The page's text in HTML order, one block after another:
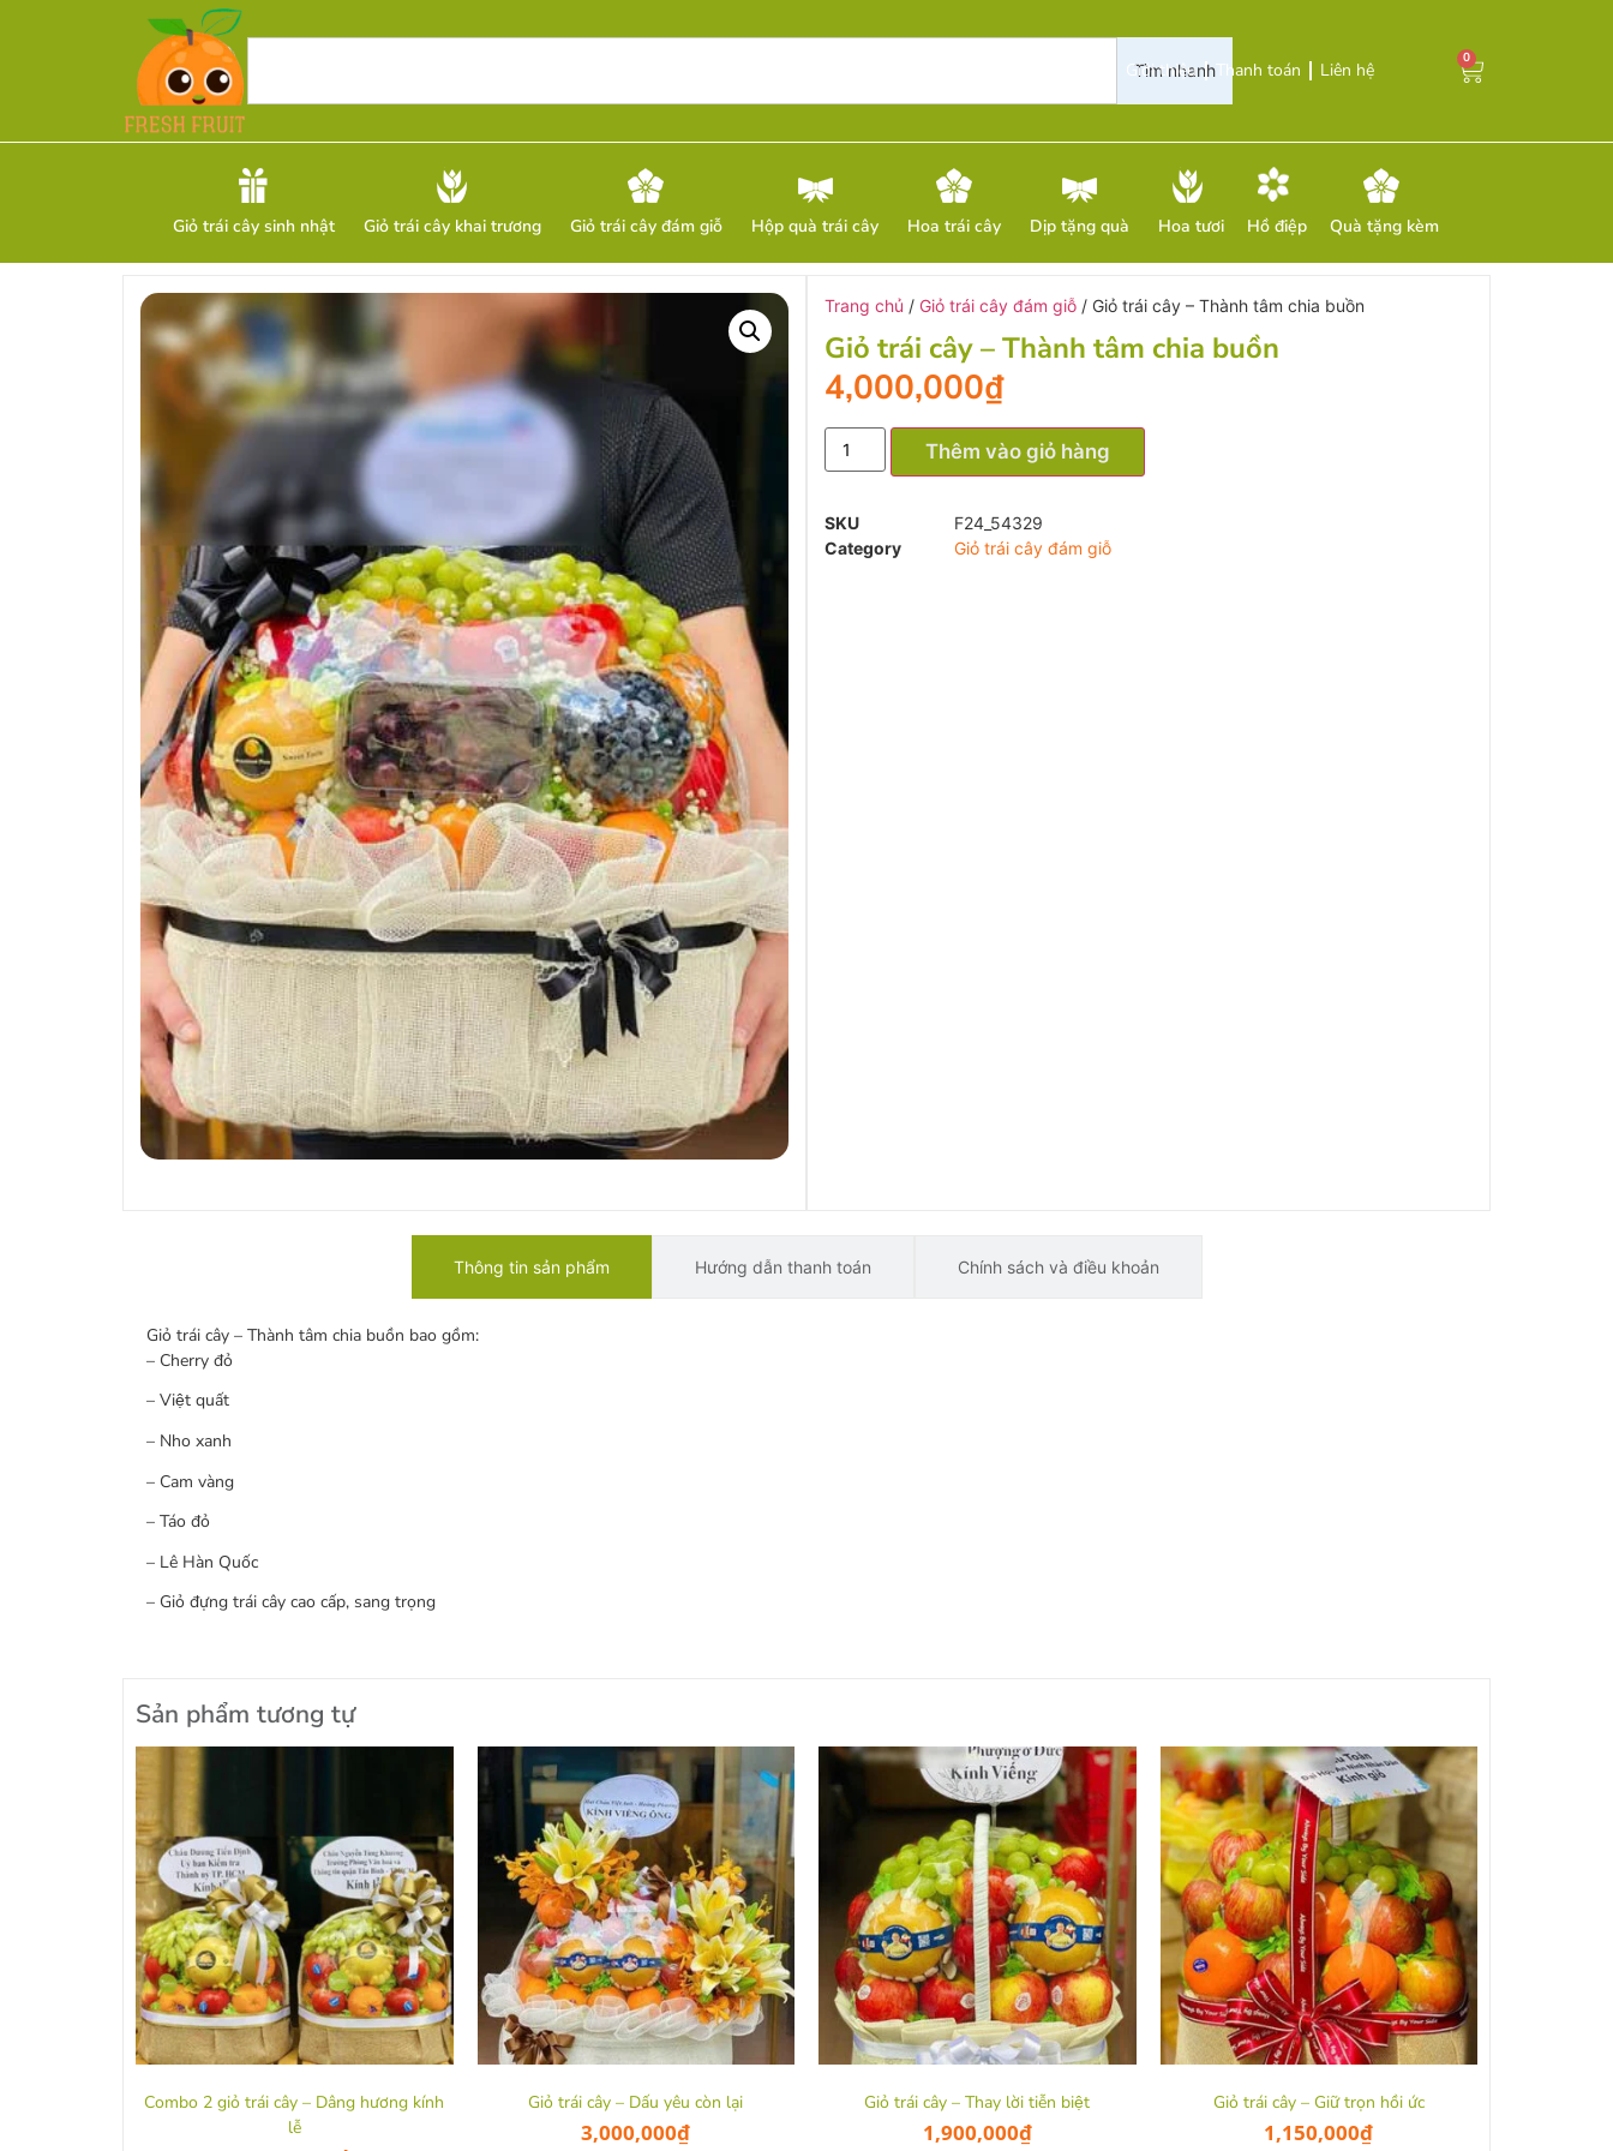
Tìm nhanh
Giới thiệu Thanh toán Liên hệ
0
Giỏ trái cây sinh nhật Giỏ trái cây khai trương Giỏ trái cây đám giỗ Hộp quà trái cây Hoa trái cây Dịp tặng quà Hoa tươi Hồ điệp Quà tặng kèm
Trang chủ / Giỏ trái cây đám giỗ / Giỏ trái cây – Thành tâm chia buồn
Giỏ trái cây – Thành tâm chia buồn
4,000,000₫
Thêm vào giỏ hàng
SKU
F24_54329
Category
Giỏ trái cây đám giỗ
Thông tin sản phẩm Hướng dẫn thanh toán Chính sách và điều khoản
Giỏ trái cây – Thành tâm chia buồn bao gồm:
– Cherry đỏ
– Việt quất
– Nho xanh
– Cam vàng
– Táo đỏ
– Lê Hàn Quốc
– Giỏ đựng trái cây cao cấp, sang trọng
Sản phẩm tương tự
Combo 2 giỏ trái cây – Dâng hương kính
lễ
Giỏ trái cây – Dấu yêu còn lại
3,000,000₫
Giỏ trái cây – Thay lời tiễn biệt
1,900,000₫
Giỏ trái cây – Giữ trọn hồi ức
1,150,000₫